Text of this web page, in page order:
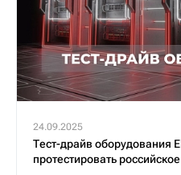
24.09.2025
Тест-драйв оборудования
протестировать